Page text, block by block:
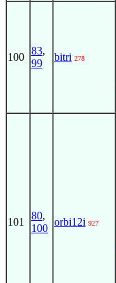
100
83,
99
bitri 278
101
80,
100
orbi12i 927